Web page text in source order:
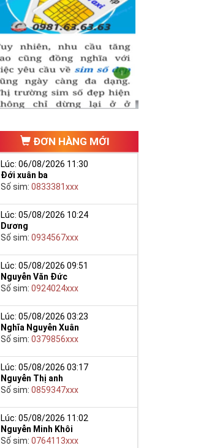
ĐƠN HÀNG MỚI
Lúc: 06/08/2026 11:30
Đới xuân ba
Số sim:0833381xxx
Lúc: 05/08/2026 10:24
Dương
Số sim:0934567xxx
Lúc: 05/08/2026 09:51
Nguyễn Văn Đức
Số sim:0924024xxx
Lúc: 05/08/2026 03:23
Nghĩa Nguyễn Xuân
Số sim:0379856xxx
Lúc: 05/08/2026 03:17
Nguyễn Thị anh
Số sim:0859347xxx
Lúc: 05/08/2026 11:02
Nguyễn Minh Khôi
Số sim:0764113xxx